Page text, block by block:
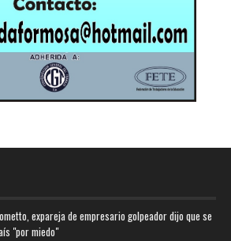
expareja de empresario golpeador dijo que se
"por miedo"